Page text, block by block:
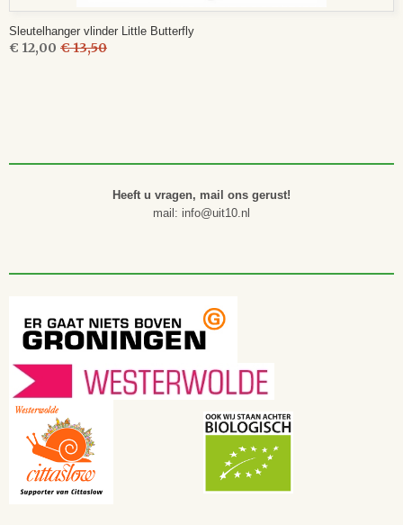
Sleutelhanger vlinder Little Butterfly
€ 12,00 € 13,50
Heeft u vragen, mail ons gerust!
mail: info@uit10.nl